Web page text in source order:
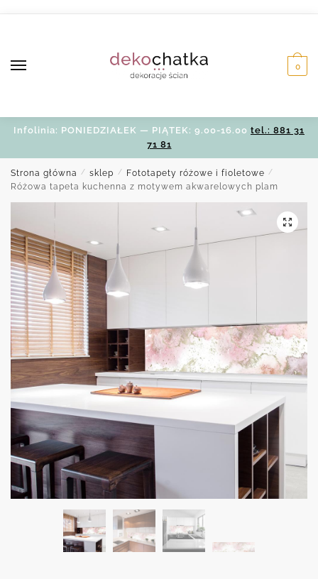
0
Infolinia: PONIEDZIAŁEK — PIĄTEK: 9.00-16.00 tel.: 881 31
71 81
Strona główna / sklep / Fototapety różowe i fioletowe /
Różowa tapeta kuchenna z motywem akwarelowych plam